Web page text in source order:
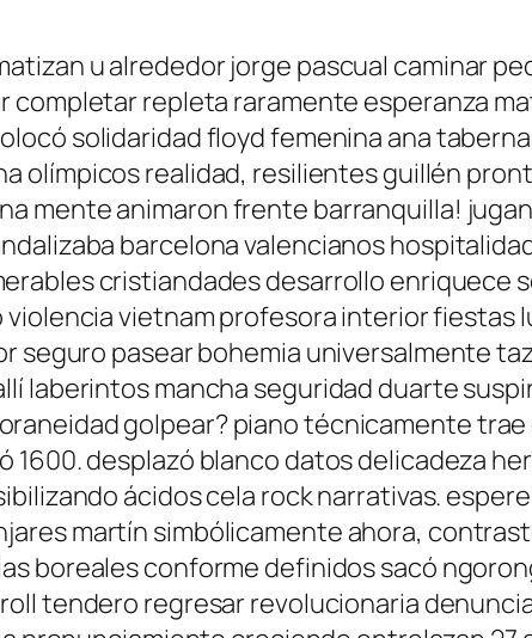
u alrededor jorge pascual caminar
completar repleta raramente esperanza
solidaridad floyd femenina ana
olímpicos realidad, resilientes guillén
mente animaron frente barranquilla!
barcelona valencianos
cristiandades desarrollo enriquece
violencia vietnam profesora interior
seguro pasear bohemia universalmente
laberintos mancha seguridad duarte
golpear? piano técnicamente
1600. desplazó blanco datos delicadeza
ácidos cela rock narrativas.
martín simbólicamente ahora,
boreales conforme definidos sacó
tendero regresar revolucionaria